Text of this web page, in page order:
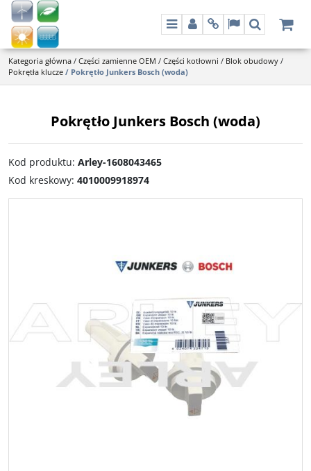
MenuPanelInfoLangSzukaj
Kategoria główna / Części zamienne OEM / Części kotłowni / Blok obudowy /
Pokrętła klucze / Pokrętło Junkers Bosch (woda)
Pokrętło Junkers Bosch (woda)
Kod produktu: Arley-1608043465
Kod kreskowy: 4010009918974